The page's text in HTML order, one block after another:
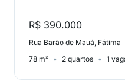
R$ 390.000
Rua Barão de Mauá, Fátima
78 m²
2 quartos 1